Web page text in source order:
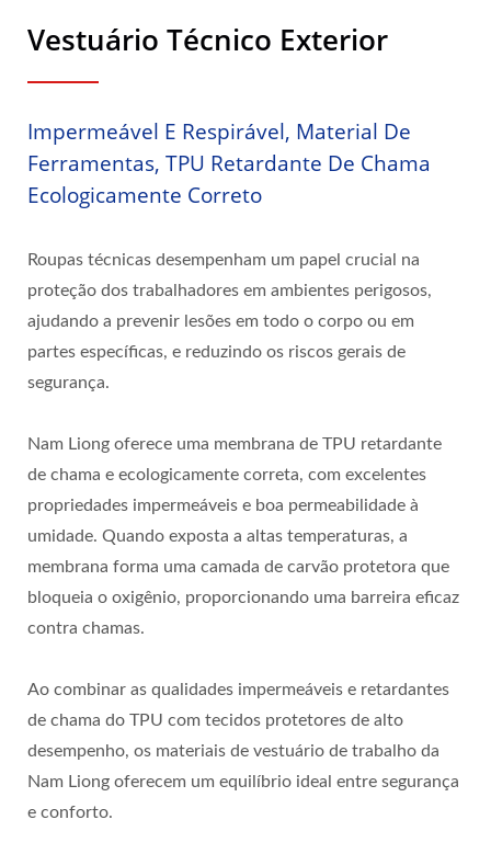
Vestuário Técnico Exterior
Impermeável E Respirável, Material De
Ferramentas, TPU Retardante De Chama
Ecologicamente Correto
Roupas técnicas desempenham um papel crucial na
proteção dos trabalhadores em ambientes perigosos,
ajudando a prevenir lesões em todo o corpo ou em
partes específicas, e reduzindo os riscos gerais de
segurança.
Nam Liong oferece uma membrana de TPU retardante
de chama e ecologicamente correta, com excelentes
propriedades impermeáveis e boa permeabilidade à
umidade. Quando exposta a altas temperaturas, a
membrana forma uma camada de carvão protetora que
bloqueia o oxigênio, proporcionando uma barreira eficaz
contra chamas.
Ao combinar as qualidades impermeáveis e retardantes
de chama do TPU com tecidos protetores de alto
desempenho, os materiais de vestuário de trabalho da
Nam Liong oferecem um equilíbrio ideal entre segurança
e conforto.